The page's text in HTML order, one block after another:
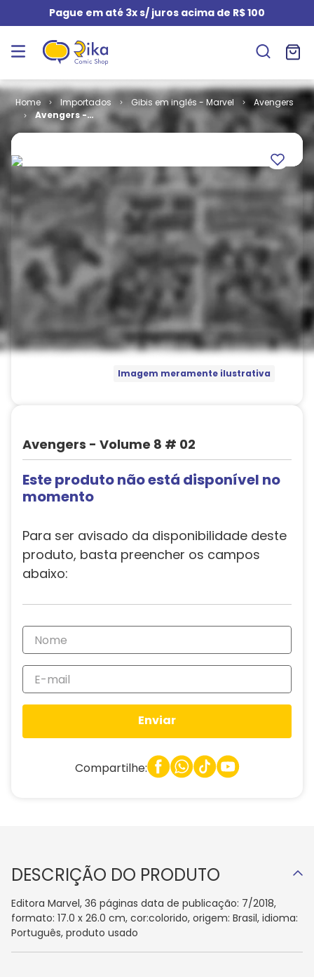
Pague em até 3x s/ juros acima de R$ 100
Importados Gibis em inglês - Marvel
Avengers
Avengers -
Volume 8 # 02
Imagem meramente ilustrativa
Avengers - Volume 8 # 02
Este produto não está disponível no
momento
Para ser avisado da disponibilidade deste
produto, basta preencher os campos
abaixo:
Enviar
Compartilhe:
DESCRIÇÃO DO PRODUTO
Editora Marvel, 36 páginas data de publicação: 7/2018,
formato: 17.0 x 26.0 cm, cor:colorido, origem: Brasil, idioma:
Português, produto usado